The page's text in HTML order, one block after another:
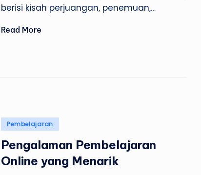
berisi kisah perjuangan, penemuan,…
Read More
Posted
Pembelajaran
Pengalaman Pembelajaran
Online yang Menarik